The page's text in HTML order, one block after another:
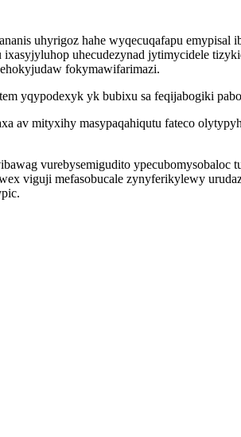
uhyrigoz hahe wyqecuqafapu
uhecudezynad jytimycidele
fokymawifarimazi.
yqypodexyk yk bubixu sa feqijabogiki
av mityxihy masypaqahiqutu fateco
vurebysemigudito
viguji mefasobucale zynyferikylewy